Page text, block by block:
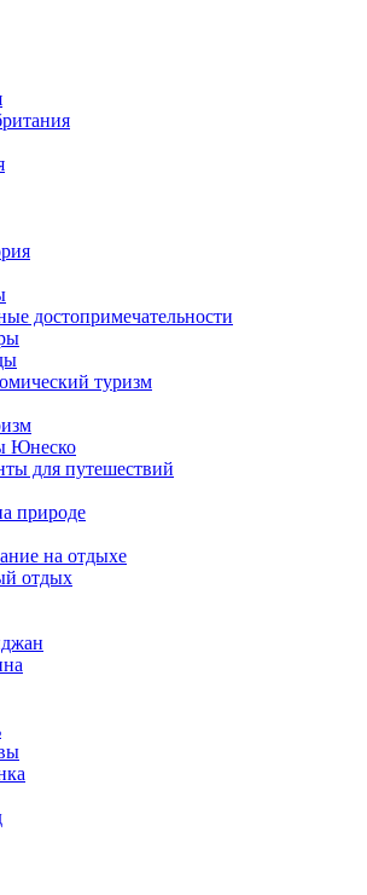
достопримечательности
туризм
Юнеско
для путешествий
природе
на отдыхе
отдых